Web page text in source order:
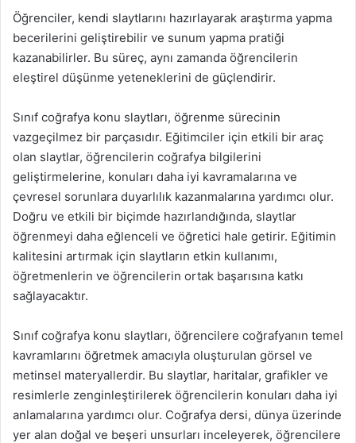
Öğrenciler, kendi slaytlarını hazırlayarak araştırma yapma
becerilerini geliştirebilir ve sunum yapma pratiği
kazanabilirler. Bu süreç, aynı zamanda öğrencilerin
eleştirel düşünme yeteneklerini de güçlendirir.
Sınıf coğrafya konu slaytları, öğrenme sürecinin
vazgeçilmez bir parçasıdır. Eğitimciler için etkili bir araç
olan slaytlar, öğrencilerin coğrafya bilgilerini
geliştirmelerine, konuları daha iyi kavramalarına ve
çevresel sorunlara duyarlılık kazanmalarına yardımcı olur.
Doğru ve etkili bir biçimde hazırlandığında, slaytlar
öğrenmeyi daha eğlenceli ve öğretici hale getirir. Eğitimin
kalitesini artırmak için slaytların etkin kullanımı,
öğretmenlerin ve öğrencilerin ortak başarısına katkı
sağlayacaktır.
Sınıf coğrafya konu slaytları, öğrencilere coğrafyanın temel
kavramlarını öğretmek amacıyla oluşturulan görsel ve
metinsel materyallerdir. Bu slaytlar, haritalar, grafikler ve
resimlerle zenginleştirilerek öğrencilerin konuları daha iyi
anlamalarına yardımcı olur. Coğrafya dersi, dünya üzerinde
yer alan doğal ve beşeri unsurları inceleyerek, öğrencilere